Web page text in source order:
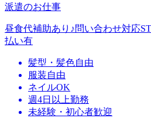
派遣のお仕事
昼食代補助あり♪問い合わせ対応
払い有
髪型・髪色自由
服装自由
ネイルOK
週4日以上勤務
未経験・初心者歓迎